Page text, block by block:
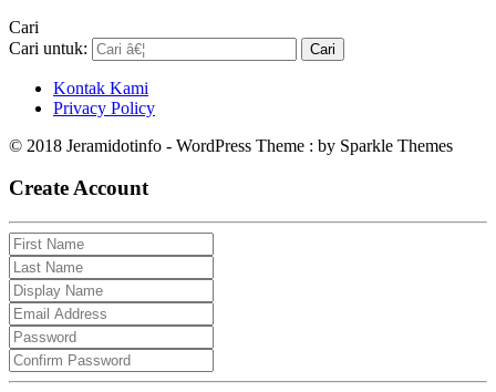
Cari
Cari untuk:
Kontak Kami
Privacy Policy
© 2018 Jeramidotinfo - WordPress Theme : by Sparkle Themes
Create Account